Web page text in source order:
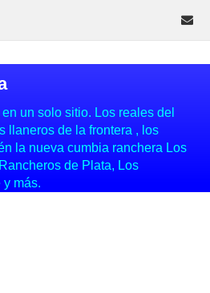
un solo sitio. Los reales del
llaneros de la frontera , los
la nueva cumbia ranchera Los
de Plata, Los
y más.